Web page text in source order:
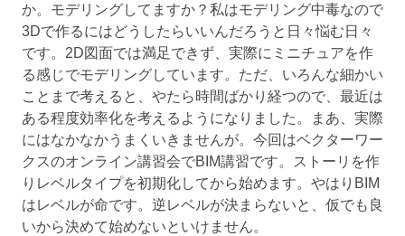
か。モデリングしてますか？私はモデリング中毒なので
3Dで作るにはどうしたらいいんだろうと日々悩む日々
です。2D図面では満足できず、実際にミニチュアを作
る感じでモデリングしています。ただ、いろんな細かい
ことまで考えると、やたら時間ばかり経つので、最近は
ある程度効率化を考えるようになりました。まあ、実際
にはなかなかうまくいきませんが。今回はベクターワー
クスのオンライン講習会でBIM講習です。ストーリを作
りレベルタイプを初期化してから始めます。やはりBIM
はレベルが命です。逆レベルが決まらないと、仮でも良
いから決めて始めないといけません。